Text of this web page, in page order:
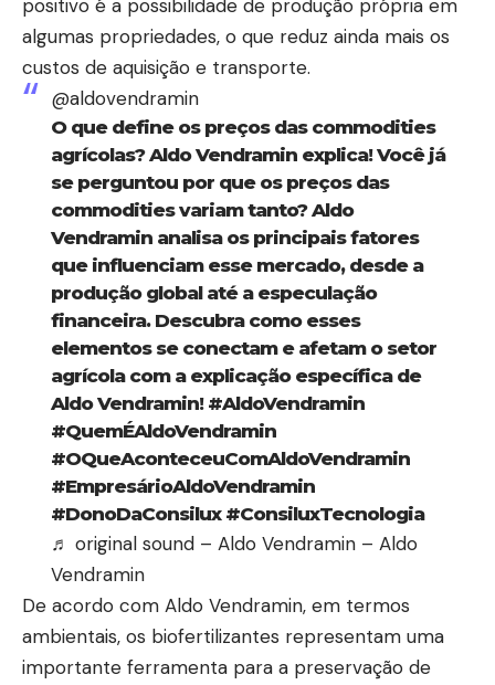
positivo é a possibilidade de produção própria em
algumas propriedades, o que reduz ainda mais os
custos de aquisição e transporte.
@aldovendramin
O que define os preços das commodities
agrícolas? Aldo Vendramin explica! Você já
se perguntou por que os preços das
commodities variam tanto? Aldo
Vendramin analisa os principais fatores
que influenciam esse mercado, desde a
produção global até a especulação
financeira. Descubra como esses
elementos se conectam e afetam o setor
agrícola com a explicação específica de
Aldo Vendramin! #AldoVendramin
#QuemÉAldoVendramin
#OQueAconteceuComAldoVendramin
#EmpresárioAldoVendramin
#DonoDaConsilux #ConsiluxTecnologia
♬ original sound – Aldo Vendramin – Aldo
Vendramin
De acordo com Aldo Vendramin, em termos
ambientais, os biofertilizantes representam uma
importante ferramenta para a preservação de